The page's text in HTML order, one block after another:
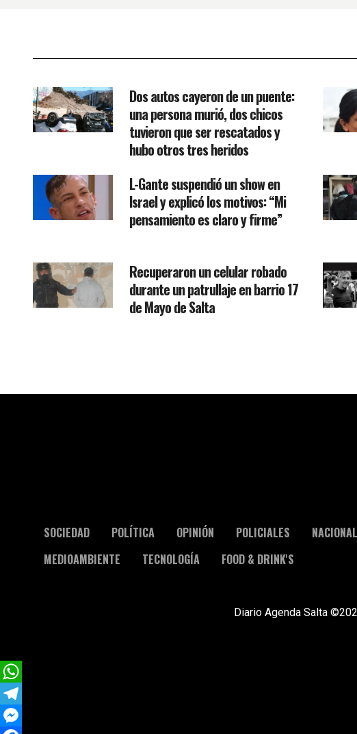
Dos autos cayeron de un puente:
una persona murió, dos chicos
tuvieron que ser rescatados y
hubo otros tres heridos
L-Gante suspendió un show en
Israel y explicó los motivos: “Mi
pensamiento es claro y firme”
Recuperaron un celular robado
durante un patrullaje en barrio 17
de Mayo de Salta
SOCIEDAD POLÍTICA OPINIÓN POLICIALES
MEDIOAMBIENTE
TECNOLOGÍA FOOD & DRINK'S
Diario Agenda Salta
WhatsApp
Telegram